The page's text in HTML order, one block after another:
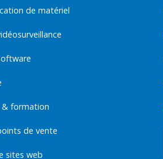
de matériel
& formation
de vente
sites web